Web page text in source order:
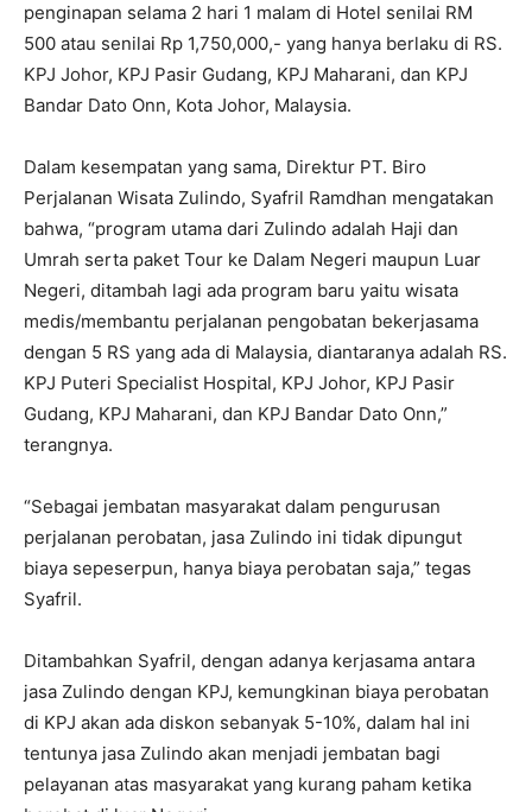
penginapan selama 2 hari 1 malam di Hotel senilai RM
500 atau senilai Rp 1,750,000,- yang hanya berlaku di RS.
KPJ Johor, KPJ Pasir Gudang, KPJ Maharani, dan KPJ
Bandar Dato Onn, Kota Johor, Malaysia.
Dalam kesempatan yang sama, Direktur PT. Biro
Perjalanan Wisata Zulindo, Syafril Ramdhan mengatakan
bahwa, “program utama dari Zulindo adalah Haji dan
Umrah serta paket Tour ke Dalam Negeri maupun Luar
Negeri, ditambah lagi ada program baru yaitu wisata
medis/membantu perjalanan pengobatan bekerjasama
dengan 5 RS yang ada di Malaysia, diantaranya adalah RS.
KPJ Puteri Specialist Hospital, KPJ Johor, KPJ Pasir
Gudang, KPJ Maharani, dan KPJ Bandar Dato Onn,”
terangnya.
“Sebagai jembatan masyarakat dalam pengurusan
perjalanan perobatan, jasa Zulindo ini tidak dipungut
biaya sepeserpun, hanya biaya perobatan saja,” tegas
Syafril.
Ditambahkan Syafril, dengan adanya kerjasama antara
jasa Zulindo dengan KPJ, kemungkinan biaya perobatan
di KPJ akan ada diskon sebanyak 5-10%, dalam hal ini
tentunya jasa Zulindo akan menjadi jembatan bagi
pelayanan atas masyarakat yang kurang paham ketika